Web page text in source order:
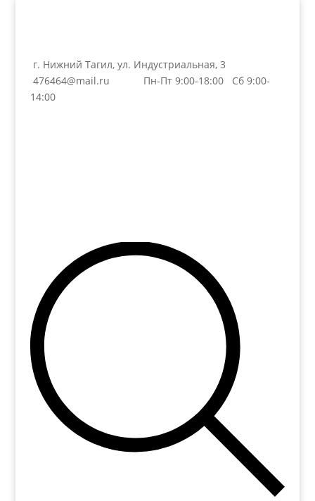
г. Нижний Тагил, ул. Индустриальная, 3
476464@mail.ru
Пн-Пт 9:00-18:00 Сб 9:00-
14:00